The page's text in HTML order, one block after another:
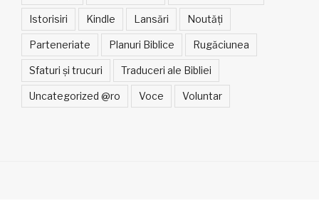
Istorisiri Kindle Lansări Noutăți
Parteneriate Planuri Biblice Rugăciunea
Sfaturi și trucuri Traduceri ale Bibliei
Uncategorized @ro Voce Voluntar